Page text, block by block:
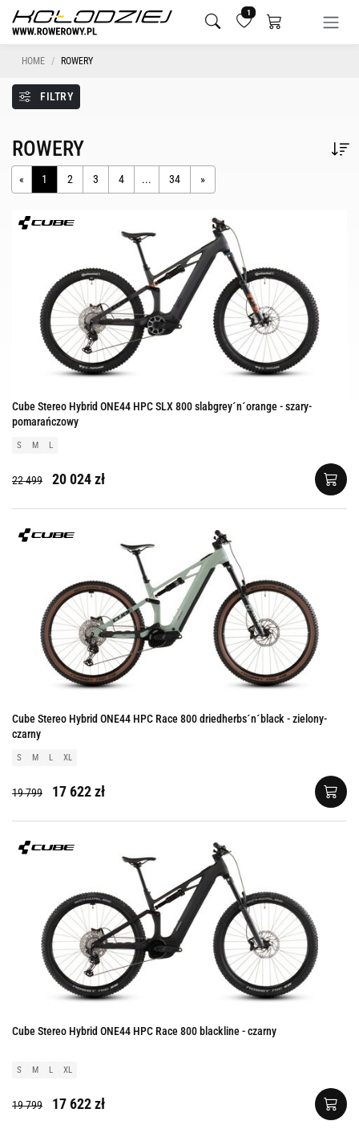
1
HOME ROWERY
FILTRY
ROWERY
« 1 2 3 4 ... 34 »
Cube Stereo Hybrid ONE44 HPC SLX 800 slabgrey´n´orange - szary-
pomarańczowy
S M L
22 499 20 024 zł
Cube Stereo Hybrid ONE44 HPC Race 800 driedherbs´n´black - zielony-
czarny
S M L XL
19 799 17 622 zł
Cube Stereo Hybrid ONE44 HPC Race 800 blackline - czarny
S M L XL
19 799 17 622 zł